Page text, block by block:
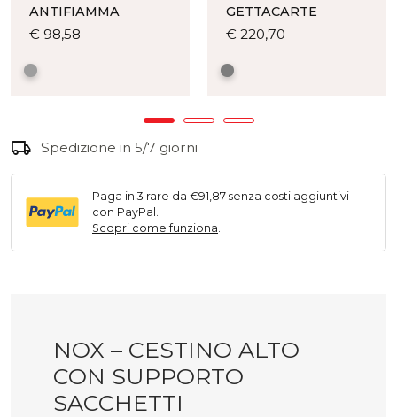
NOX – CESTINO ALTO
CON SUPPORTO
SACCHETTI
ANTIFIAMMA
€ 98,58
opzioni
essere
scelte
nella
pagina
GETTACARTE
€ 220,70
essere
scelte
pagina
local_shipping Spedizione in 5/7 giorni
Paga in 3 rare da €91,87 senza costi aggiuntivi
con PayPal.
Scopri come funziona